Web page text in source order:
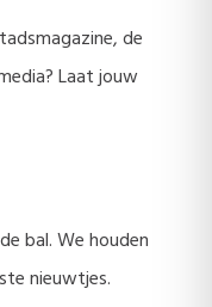
de
Laat jouw
bal. We houden
nieuwtjes.